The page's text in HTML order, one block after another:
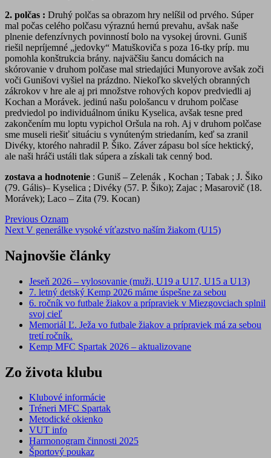
2. polčas : Druhý polčas sa obrazom hry nelíšil od prvého. Súper
mal počas celého polčasu výraznú hernú prevahu, avšak naše
plnenie defenzívnych povinností bolo na vysokej úrovni. Guniš
riešil nepríjemné „jedovky“ Matuškoviča s poza 16-tky príp. mu
pomohla konštrukcia brány. najväčšiu šancu domácich na
skórovanie v druhom polčase mal striedajúci Munyorove avšak zoči
voči Gunišovi vyšiel na prázdno. Niekoľko skvelých obranných
zákrokov v hre ale aj pri množstve rohových kopov predviedli aj
Kochan a Morávek. jedinú našu pološancu v druhom polčase
predviedol po individuálnom úniku Kyselica, avšak tesne pred
zakončením mu loptu vypichol Oršula na roh. Aj v druhom polčase
sme museli riešiť situáciu s vynúteným striedaním, keď sa zranil
Divéky, ktorého nahradil P. Šiko. Záver zápasu bol síce hektický,
ale naši hráči ustáli tlak súpera a získali tak cenný bod.
zostava a hodnotenie : Guniš – Zelenák , Kochan ; Tabak ; J. Šiko
(79. Gális)– Kyselica ; Divéky (57. P. Šiko); Zajac ; Masarovič (18.
Morávek); Laco – Zita (79. Kocan)
Post
navigation
Previous Oznam
Next V generálke vysoké víťazstvo naším žiakom (U15)
Najnovšie články
Jeseň 2026 – vylosovanie (muži, U19 a U17, U15 a U13)
7. letný detský Kemp 2026 máme úspešne za sebou
6. ročník vo futbale žiakov a prípraviek v Miezgovciach splnil
svoj cieľ
Memoriál Ľ. Ježa vo futbale žiakov a prípraviek má za sebou
tretí ročník.
Kemp MFC Spartak 2026 – aktualizovane
Zo života klubu
Klubové informácie
Tréneri MFC Spartak
Metodické okienko
VUT info
Harmonogram činnosti 2025
Športový poukaz